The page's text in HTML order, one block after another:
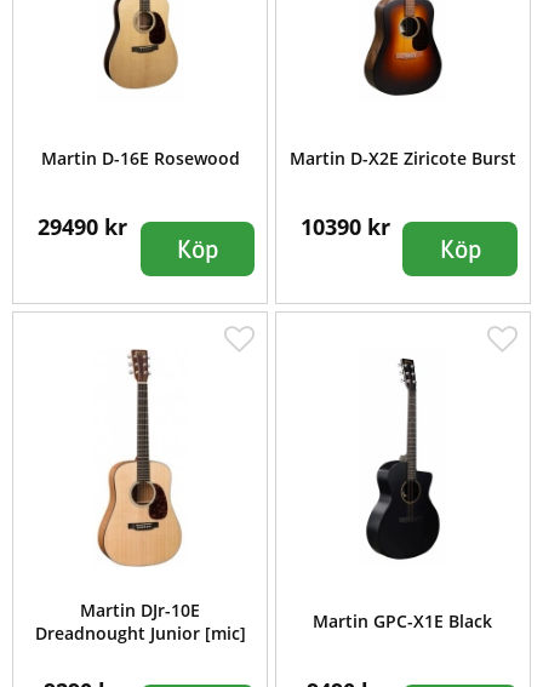
Martin D-16E Rosewood
29490 kr
Köp
Martin D-X2E Ziricote Burst
10390 kr
Köp
Martin DJr-10E
Dreadnought Junior [mic]
Martin GPC-X1E Black